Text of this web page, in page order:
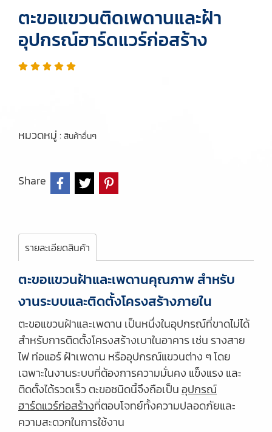
ตะขอแขวนติดเพดานและฝ้า
อุปกรณ์ฮาร์ดแวร์ก่อสร้าง
หมวดหมู่ :สินค้าอื่นๆ
Share
รายละเอียดสินค้า
ตะขอแขวนฝ้าและเพดานคุณภาพ สำหรับ
งานระบบและติดตั้งโครงสร้างภายใน
ตะขอแขวนฝ้าและเพดาน เป็นหนึ่งในอุปกรณ์ที่ขาดไม่ได้
สำหรับการติดตั้งโครงสร้างเบาในอาคาร เช่น รางสาย
ไฟ ท่อแอร์ ฝ้าเพดาน หรืออุปกรณ์แขวนต่าง ๆ โดย
เฉพาะในงานระบบที่ต้องการความมั่นคง แข็งแรง และ
ติดตั้งได้รวดเร็ว ตะขอชนิดนี้จึงถือเป็น อุปกรณ์
ฮาร์ดแวร์ก่อสร้างที่ตอบโจทย์ทั้งความปลอดภัยและ
ความสะดวกในการใช้งาน